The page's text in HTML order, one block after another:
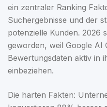
ein zentraler Ranking
Suchergebnisse und der
potenzielle Kunden. 2026
geworden, weil Google AI
Bewertungsdaten aktiv in
einbeziehen.
Die harten Fakten: